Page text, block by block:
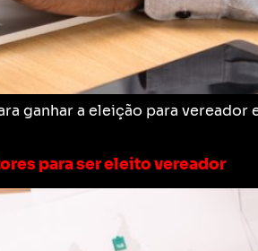
ganhar a eleição para
para ser eleito vereador